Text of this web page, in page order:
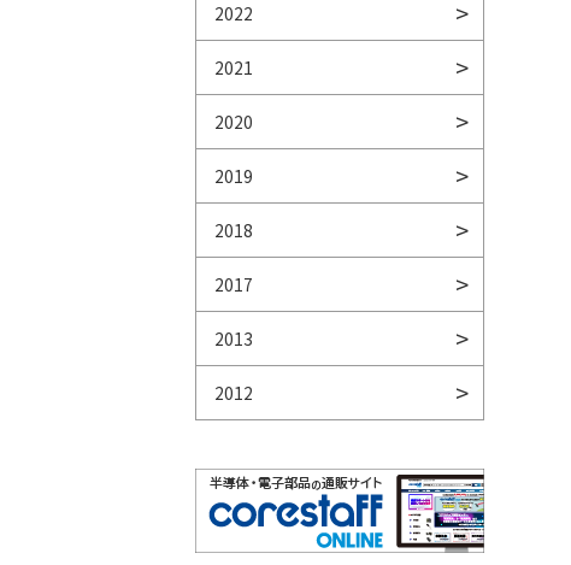
2022
2021
2020
2019
2018
2017
2013
2012